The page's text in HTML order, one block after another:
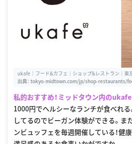
ukafe｜フード&カフェ｜ショップ&レストラン｜東
出典： tokyo-midtown.com/jp/shop-restaurants/
私的おすすめ！ミッドタウン内の
1000円でヘルシーなランチが食べれ
してるのでビーガン体験ができる。ま
ンビュッフェを毎週開催している！健